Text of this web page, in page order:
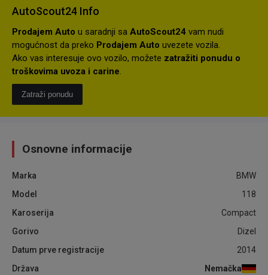
AutoScout24 Info
Prodajem Auto u saradnji sa AutoScout24 vam nudi
mogućnost da preko Prodajem Auto uvezete vozila.
Ako vas interesuje ovo vozilo, možete zatražiti ponudu o
troškovima uvoza i carine.
Zatraži ponudu
Osnovne informacije
Marka
BMW
Model
118
Karoserija
Compact
Gorivo
Dizel
Datum prve registracije
2014
Država
Nemačka